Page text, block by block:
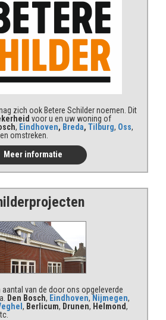
zich ook Betere Schilder noemen. Dit
voor u en uw woning of
, Eindhoven, Breda, Tilburg, Oss,
en omstreken.
Meer informatie
aantal van de door ons opgeleverde
Den Bosch, Eindhoven, Nijmegen,
, Berlicum, Drunen, Helmond,